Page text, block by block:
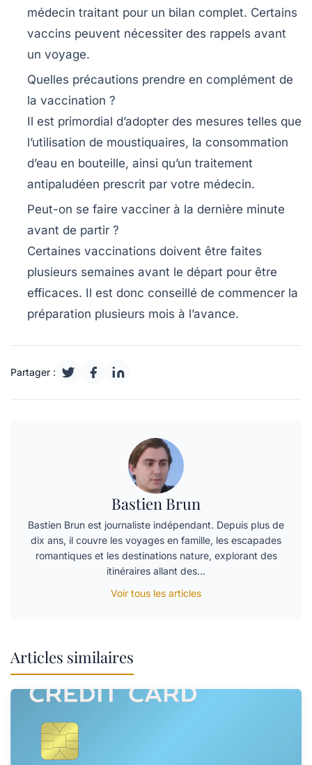
médecin traitant pour un bilan complet. Certains
vaccins peuvent nécessiter des rappels avant
un voyage.
Quelles précautions prendre en complément de
la vaccination ?
Il est primordial d’adopter des mesures telles que
l’utilisation de moustiquaires, la consommation
d’eau en bouteille, ainsi qu’un traitement
antipaludéen prescrit par votre médecin.
Peut-on se faire vacciner à la dernière minute
avant de partir ?
Certaines vaccinations doivent être faites
plusieurs semaines avant le départ pour être
efficaces. Il est donc conseillé de commencer la
préparation plusieurs mois à l’avance.
Partager :
Bastien Brun
Bastien Brun est journaliste indépendant. Depuis plus de
dix ans, il couvre les voyages en famille, les escapades
romantiques et les destinations nature, explorant des
itinéraires allant des…
Voir tous les articles
Articles similaires